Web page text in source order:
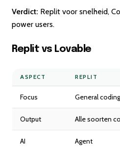
Verdict: Replit voor snelheid,
power users.
Replit vs Lovable
ASPECT REPLIT
Focus General coding
Output Alle soorten
AI Agent